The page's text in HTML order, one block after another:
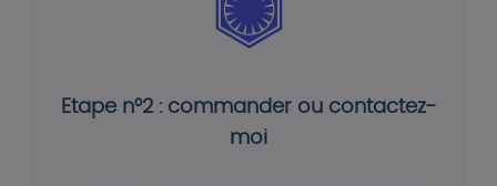
Etape n°2 : commander ou contactez-
moi